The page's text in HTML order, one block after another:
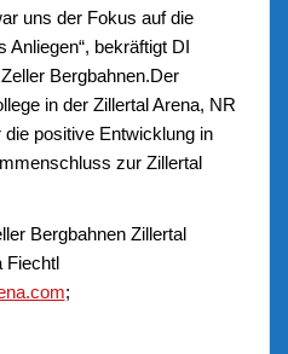
uns der Fokus auf die
Anliegen“, bekräftigt DI
Bergbahnen.Der
in der Zillertal Arena, NR
positive Entwicklung in
zur Zillertal
Bergbahnen Zillertal
Fiechtl
;